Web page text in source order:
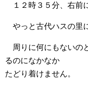
１２時３５分、右前
やっと古代ハスの里
周りに何にもないの
るのになかなか
たどり着けません。